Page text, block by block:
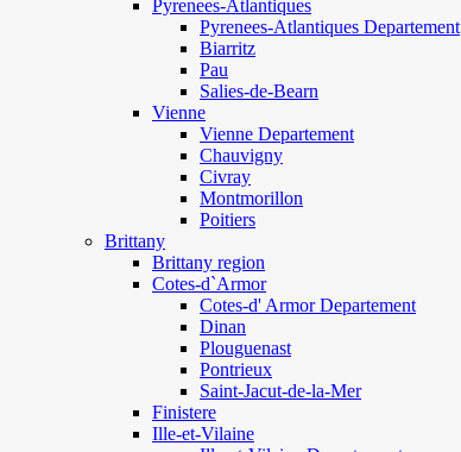
Pyrenees-Atlantiques
Pyrenees-Atlantiques Departement
Biarritz
Pau
Salies-de-Bearn
Vienne
Vienne Departement
Chauvigny
Civray
Montmorillon
Poitiers
Brittany
Brittany region
Cotes-d`Armor
Cotes-d' Armor Departement
Dinan
Plouguenast
Pontrieux
Saint-Jacut-de-la-Mer
Finistere
Ille-et-Vilaine